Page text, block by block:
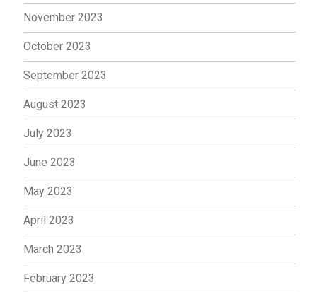
November 2023
October 2023
September 2023
August 2023
July 2023
June 2023
May 2023
April 2023
March 2023
February 2023